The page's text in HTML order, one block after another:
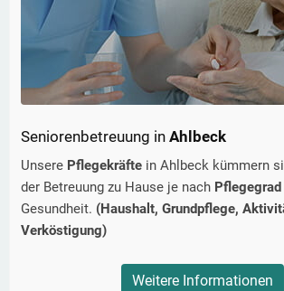
Seniorenbetreuung in Ahlbeck
Unsere Pflegekräfte in Ahlbeck kümmern
der Betreuung zu Hause je nach Pflegegrad
Gesundheit. (Haushalt, Grundpflege,
Verköstigung)
Weitere Informationen